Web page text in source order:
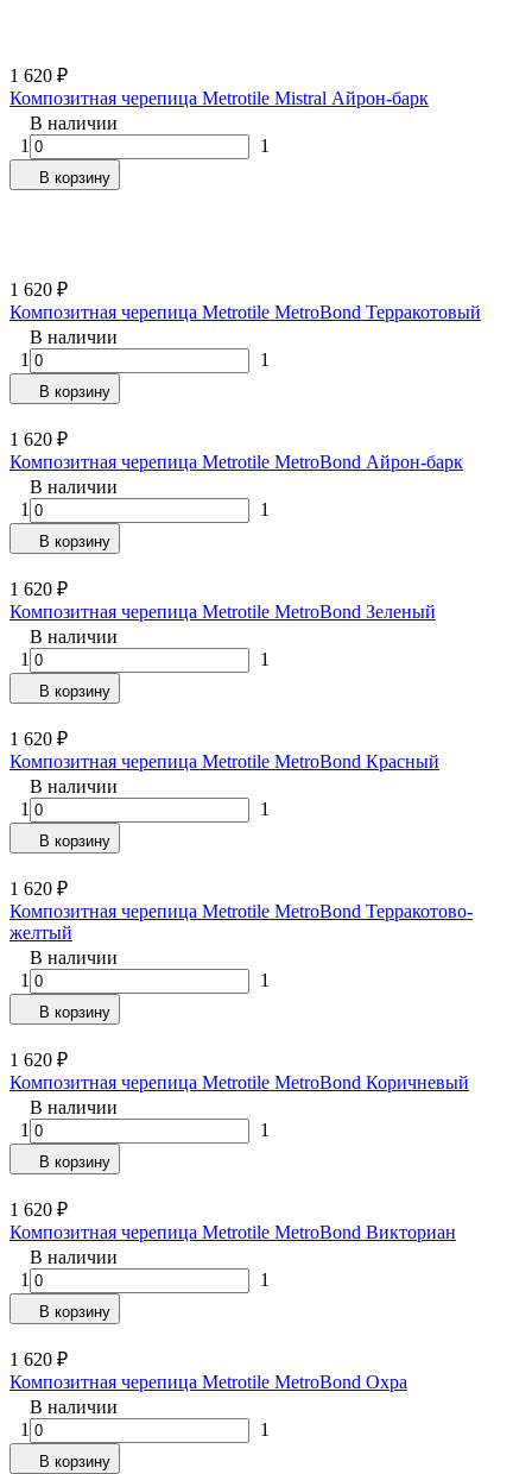
1 620 ₽
Композитная черепица Metrotile Mistral Айрон-барк
В наличии
1
1
В корзину
1 620 ₽
Композитная черепица Metrotile MetroBond Терракотовый
В наличии
1
1
В корзину
1 620 ₽
Композитная черепица Metrotile MetroBond Айрон-барк
В наличии
1
1
В корзину
1 620 ₽
Композитная черепица Metrotile MetroBond Зеленый
В наличии
1
1
В корзину
1 620 ₽
Композитная черепица Metrotile MetroBond Красный
В наличии
1
1
В корзину
1 620 ₽
Композитная черепица Metrotile MetroBond Терракотово-
желтый
В наличии
1
1
В корзину
1 620 ₽
Композитная черепица Metrotile MetroBond Коричневый
В наличии
1
1
В корзину
1 620 ₽
Композитная черепица Metrotile MetroBond Викториан
В наличии
1
1
В корзину
1 620 ₽
Композитная черепица Metrotile MetroBond Охра
В наличии
1
1
В корзину